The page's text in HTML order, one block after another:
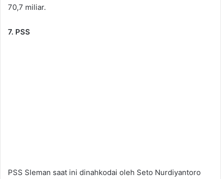
70,7 miliar.
7. PSS
PSS Sleman saat ini dinahkodai oleh Seto Nurdiyantoro